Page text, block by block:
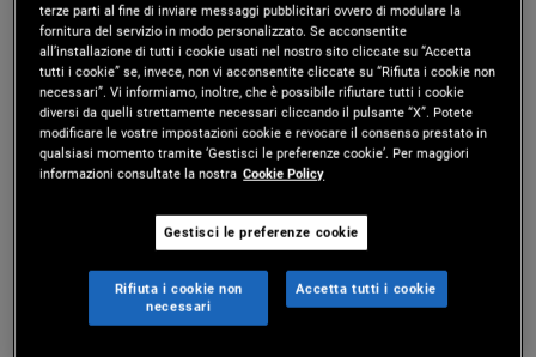
Patrimonio totale
4.223 MM USD
al 30/06/2026
NAV Giornaliero
17,94 EUR
al 06/08/2026
Guarda i dettagli
Perché scegliere PIMCO
per l’obbligazionario
terze parti al fine di inviare messaggi pubblicitari ovvero di modulare la
fornitura del servizio in modo personalizzato. Se acconsentite
all’installazione di tutti i cookie usati nel nostro sito cliccate su “Accetta
tutti i cookie” se, invece, non vi acconsentite cliccate su “Rifiuta i cookie non
necessari”. Vi informiamo, inoltre, che è possibile rifiutare tutti i cookie
diversi da quelli strettamente necessari cliccando il pulsante “X”. Potete
modificare le vostre impostazioni cookie e revocare il consenso prestato in
qualsiasi momento tramite ‘Gestisci le preferenze cookie’. Per maggiori
informazioni consultate la nostra Cookie Policy
Gestisci le preferenze cookie
Rifiuta i cookie non
necessari
Accetta tutti i cookie